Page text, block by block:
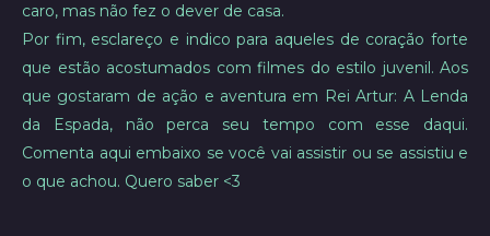
caro, mas não fez o dever de casa.
Por fim, esclareço e indico para aqueles de coração forte
que estão acostumados com filmes do estilo juvenil. Aos
que gostaram de ação e aventura em Rei Artur: A Lenda
da Espada, não perca seu tempo com esse daqui.
Comenta aqui embaixo se você vai assistir ou se assistiu e
o que achou. Quero saber <3